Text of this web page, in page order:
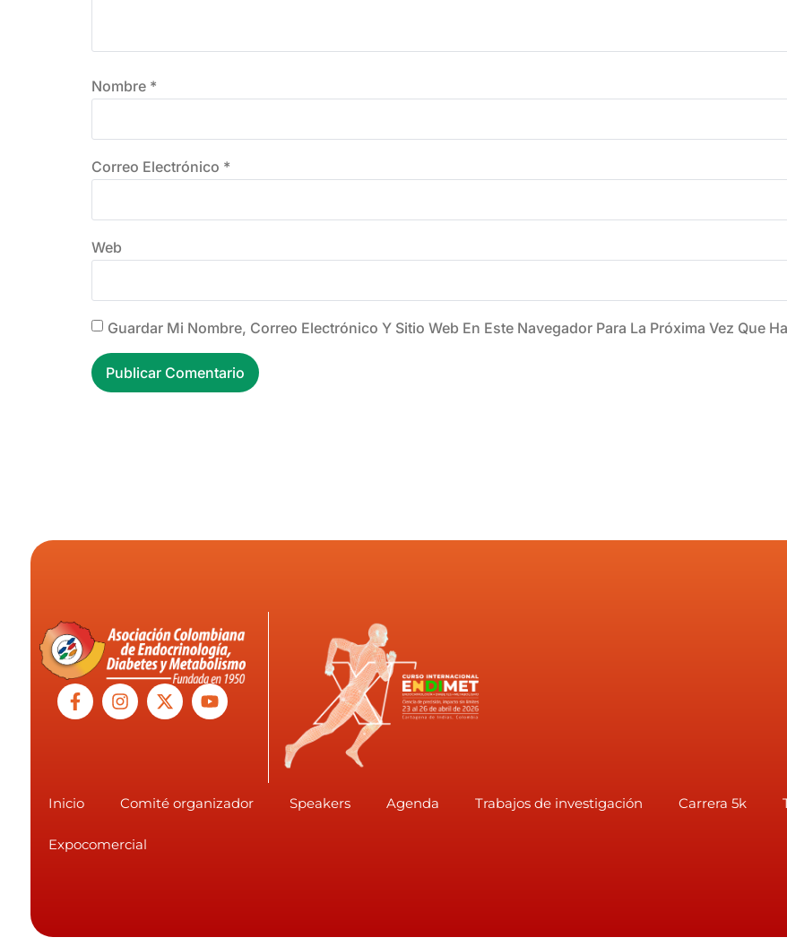
Nombre *
Correo Electrónico *
Web
Guardar Mi Nombre, Correo Electrónico Y Sitio Web En Este Navegador Para La Próxima Vez Que
Inicio Comité organizador Speakers Agenda Trabajos de investigación Carrera 5k
Expocomercial